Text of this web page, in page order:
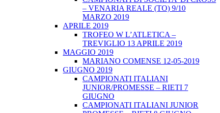
– VENARIA REALE (TO) 9/10
MARZO 2019
APRILE 2019
TROFEO W L’ATLETICA –
TREVIGLIO 13 APRILE 2019
MAGGIO 2019
MARIANO COMENSE 12-05-2019
GIUGNO 2019
CAMPIONATI ITALIANI
JUNIOR/PROMESSE – RIETI 7
GIUGNO
CAMPIONATI ITALIANI JUNIOR